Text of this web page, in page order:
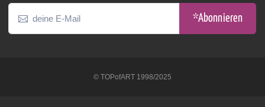
*Abonnieren
© TOPofART 1998/2025